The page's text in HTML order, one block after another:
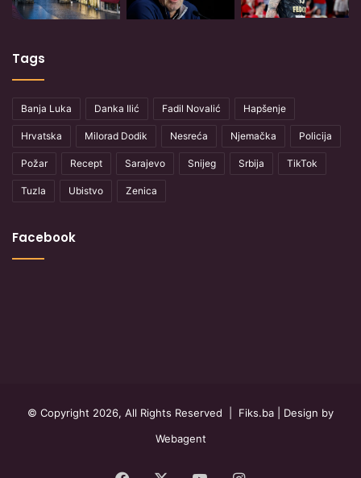
Tags
Banja Luka Danka Ilić Fadil Novalić Hapšenje
Hrvatska Milorad Dodik Nesreća Njemačka Policija
Požar Recept Sarajevo Snijeg Srbija TikTok
Tuzla Ubistvo Zenica
Facebook
© Copyright 2026, All Rights Reserved | Fiks.ba | Design by
Webagent